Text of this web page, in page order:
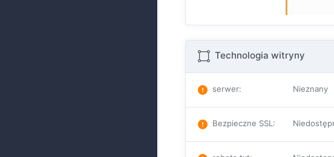
Technologia witryny
serwer: Nieznany
Bezpieczne SSL: